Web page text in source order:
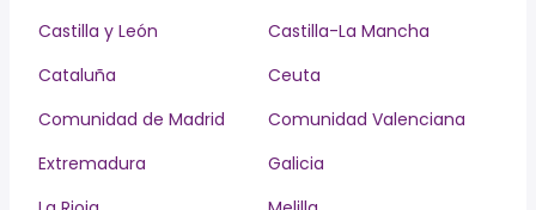
Castilla y León
Castilla-La Mancha
Cataluña
Ceuta
Comunidad de Madrid
Comunidad Valenciana
Extremadura
Galicia